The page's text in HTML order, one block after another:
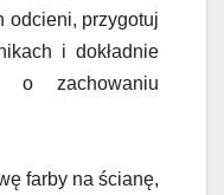
odcieni, przygotuj
i dokładnie
o zachowaniu
farby na ścianę,